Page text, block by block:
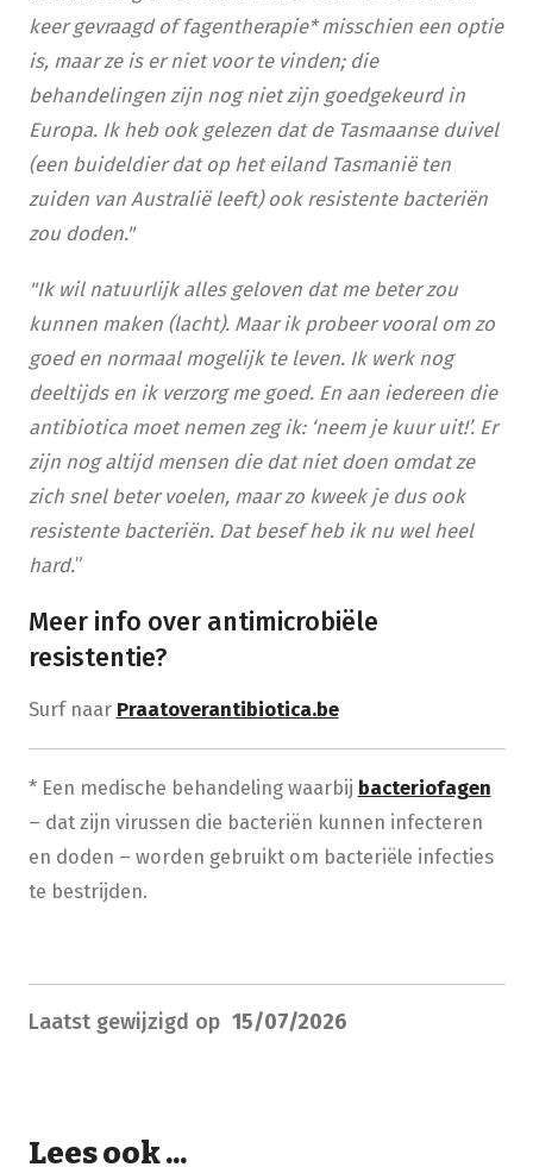
keer gevraagd of fagentherapie* misschien een optie
is, maar ze is er niet voor te vinden; die
behandelingen zijn nog niet zijn goedgekeurd in
Europa. Ik heb ook gelezen dat de Tasmaanse duivel
(een buideldier dat op het eiland Tasmanië ten
zuiden van Australië leeft) ook resistente bacteriën
zou doden."
"Ik wil natuurlijk alles geloven dat me beter zou
kunnen maken (lacht). Maar ik probeer vooral om zo
goed en normaal mogelijk te leven. Ik werk nog
deeltijds en ik verzorg me goed. En aan iedereen die
antibiotica moet nemen zeg ik: ‘neem je kuur uit!’. Er
zijn nog altijd mensen die dat niet doen omdat ze
zich snel beter voelen, maar zo kweek je dus ook
resistente bacteriën. Dat besef heb ik nu wel heel
hard.”
Meer info over antimicrobiële
resistentie?
Surf naar Praatoverantibiotica.be
* Een medische behandeling waarbij bacteriofagen
– dat zijn virussen die bacteriën kunnen infecteren
en doden – worden gebruikt om bacteriële infecties
te bestrijden.
Laatst gewijzigd op 15/07/2026
Lees ook ...